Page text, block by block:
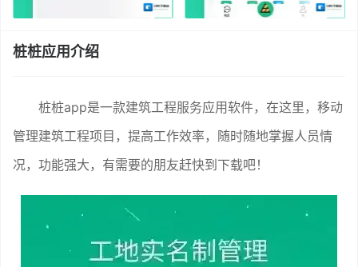
桩桩应用介绍
桩桩app是一款建筑工程服务应用软件，在这里，移动
管理建筑工程项目，提高工作效率，随时随地掌握人员情
况，功能强大，有需要的朋友赶快到下载吧！